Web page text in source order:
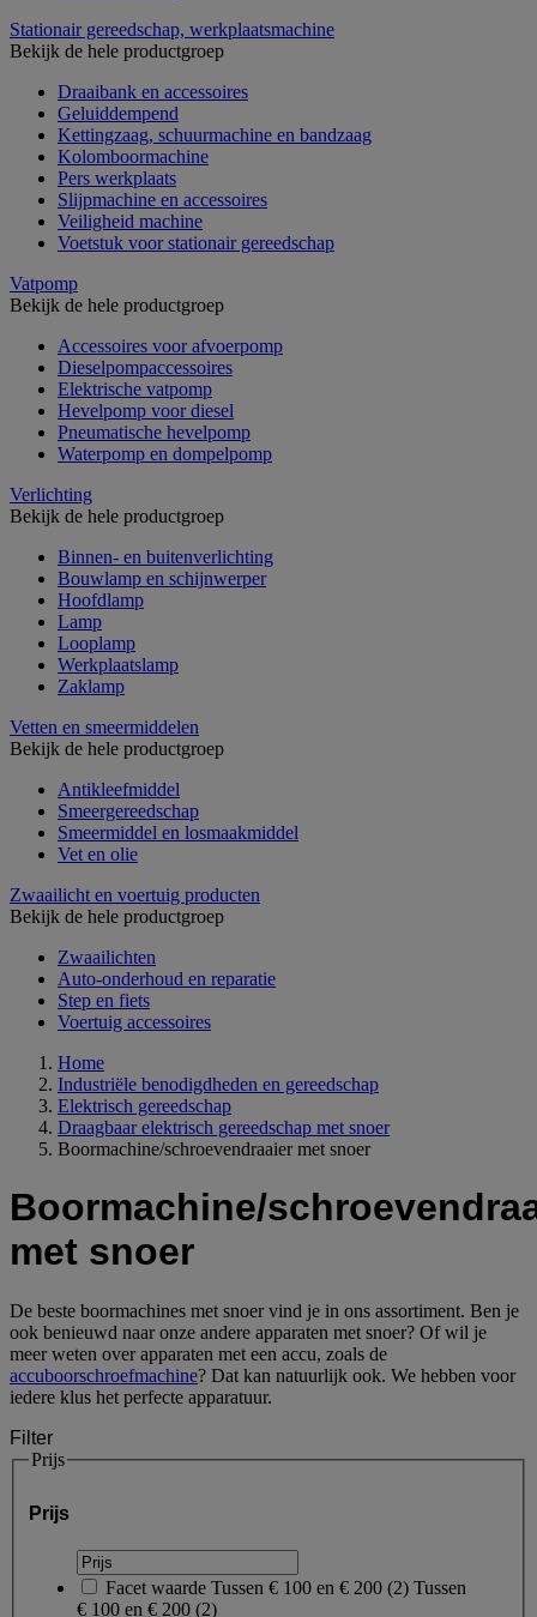
Stationair gereedschap, werkplaatsmachine
Bekijk de hele productgroep
Draaibank en accessoires
Geluiddempend
Kettingzaag, schuurmachine en bandzaag
Kolomboormachine
Pers werkplaats
Slijpmachine en accessoires
Veiligheid machine
Voetstuk voor stationair gereedschap
Vatpomp
Bekijk de hele productgroep
Accessoires voor afvoerpomp
Dieselpompaccessoires
Elektrische vatpomp
Hevelpomp voor diesel
Pneumatische hevelpomp
Waterpomp en dompelpomp
Verlichting
Bekijk de hele productgroep
Binnen- en buitenverlichting
Bouwlamp en schijnwerper
Hoofdlamp
Lamp
Looplamp
Werkplaatslamp
Zaklamp
Vetten en smeermiddelen
Bekijk de hele productgroep
Antikleefmiddel
Smeergereedschap
Smeermiddel en losmaakmiddel
Vet en olie
Zwaailicht en voertuig producten
Bekijk de hele productgroep
Zwaailichten
Auto-onderhoud en reparatie
Step en fiets
Voertuig accessoires
Home
Industriële benodigdheden en gereedschap
Elektrisch gereedschap
Draagbaar elektrisch gereedschap met snoer
Boormachine/schroevendraaier met snoer
Boormachine/
met snoer
De beste boormachines met snoer vind je in ons assortiment. Ben je
ook benieuwd naar onze andere apparaten met snoer? Of wil je
meer weten over apparaten met een accu, zoals de
accuboorschroefmachine? Dat kan natuurlijk ook. We hebben voor
iedere klus het perfecte apparatuur.
Filter
Prijs
Prijs
Facet waarde Tussen € 100 en € 200 (2) Tussen
€ 100 en € 200 (2)